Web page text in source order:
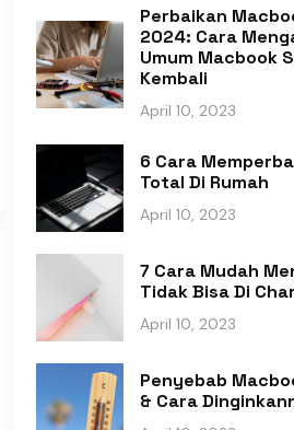
Perbaikan
2024: Cara
Umum Macbook
Kembali
April 10, 2023
6 Cara
Total Di Rumah
April 10, 2023
7 Cara Mudah
Tidak Bisa Di
April 10, 2023
Penyebab
& Cara